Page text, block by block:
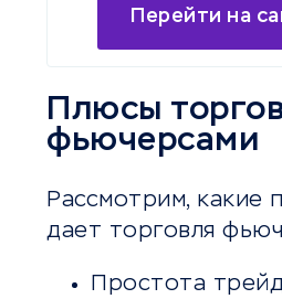
Перейти на
Плюсы
фьючерсами
Рассмотрим, какие
дает торговля
Простота